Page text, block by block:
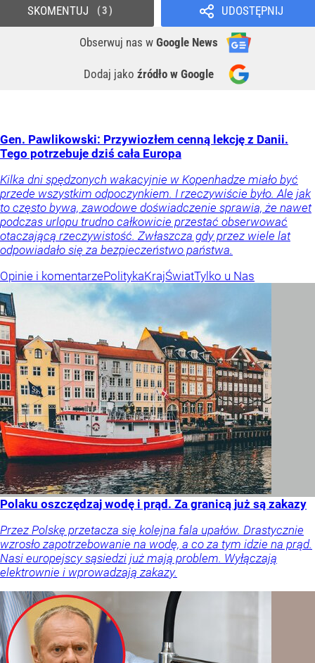
UDOSTĘPNIJ
Obserwuj nas w Google News
Dodaj jako źródło w Google
SKOMENTUJ 3
Gen. Pawlikowski: Przywiozłem cenną lekcję z Danii.
Tego potrzebuje dziś cała Europa
Kilka dni spędzonych wakacyjnie w Kopenhadze miało być
przede wszystkim odpoczynkiem. I rzeczywiście było. Ale jak
to często bywa, zawodowe doświadczenie sprawia, że nawet
podczas urlopu trudno całkowicie przestać obserwować
otaczającą rzeczywistość. Zwłaszcza gdy przez wiele lat
odpowiadało się za bezpieczeństwo państwa.
Opinie i komentarzePolitykaKrajŚwiatTylko u Nas
Polaku oszczędzaj wodę i prąd. Za granicą już są zakazy
Przez Polskę przetacza się kolejna fala upałów. Drastycznie
wzrosło zapotrzebowanie na wodę, a co za tym idzie na prąd.
Nasi europejscy sąsiedzi już mają problem. Wyłączają
elektrownie i wprowadzają zakazy.